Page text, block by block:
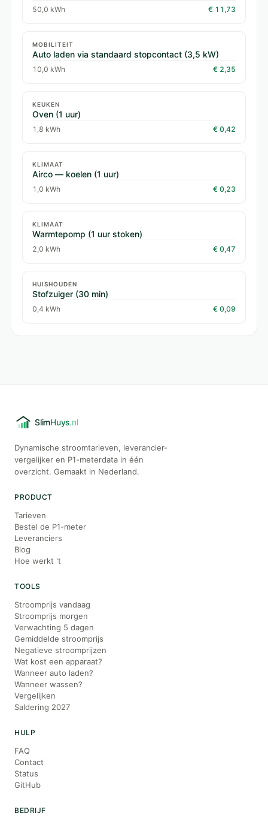
50,0 kWh € 11,73
MOBILITEIT
Auto laden via standaard stopcontact (3,5 kW)
10,0 kWh € 2,35
KEUKEN
Oven (1 uur)
1,8 kWh € 0,42
KLIMAAT
Airco — koelen (1 uur)
1,0 kWh € 0,23
KLIMAAT
Warmtepomp (1 uur stoken)
2,0 kWh € 0,47
HUISHOUDEN
Stofzuiger (30 min)
0,4 kWh € 0,09
Dynamische stroomtarieven, leverancier-
vergelijker en P1-meterdata in één
overzicht. Gemaakt in Nederland.
PRODUCT
Tarieven
Bestel de P1-meter
Leveranciers
Blog
Hoe werkt 't
TOOLS
Stroomprijs vandaag
Stroomprijs morgen
Verwachting 5 dagen
Gemiddelde stroomprijs
Negatieve stroomprijzen
Wat kost een apparaat?
Wanneer auto laden?
Wanneer wassen?
Vergelijken
Saldering 2027
HULP
FAQ
Contact
Status
GitHub
BEDRIJF